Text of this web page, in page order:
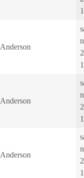
Anderson
Anderson
Anderson